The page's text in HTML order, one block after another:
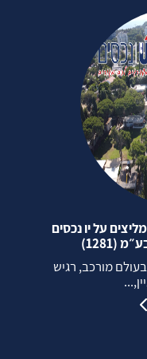
על יו נכסים
(1281)
מורכב, רגיש